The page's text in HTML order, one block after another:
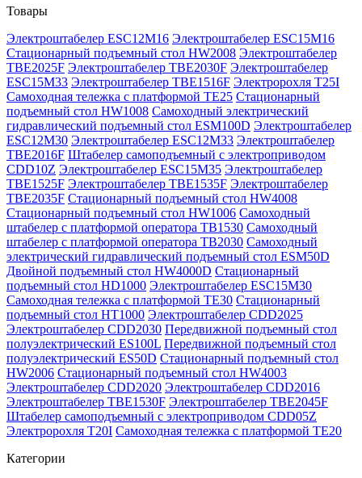
Товары
Электроштабелер ESC12M16 Электроштабелер ESC15M16
Стационарный подъемный стол HW2008 Электроштабелер
TBE2025F Электроштабелер TBE2030F Электроштабелер
ESC15M33 Электроштабелер TBE1516F Электророхля T25I
Самоходная тележка с платформой TE25 Стационарный
подъемный стол HW1008 Самоходный электрический
гидравлический подъемный стол ESM100D Электроштабелер
ESC12M30 Электроштабелер ESC12M33 Электроштабелер
TBE2016F Штабелер самоподъемный с электроприводом
CDD10Z Электроштабелер ESC15M35 Электроштабелер
TBE1525F Электроштабелер TBE1535F Электроштабелер
TBE2035F Стационарный подъемный стол HW4008
Стационарный подъемный стол HW1006 Самоходный
штабелер с платформой оператора TB1530 Самоходный
штабелер с платформой оператора TB2030 Самоходный
электрический гидравлический подъемный стол ESM50D
Двойной подъемный стол HW4000D Стационарный
подъемный стол HD1000 Электроштабелер ESC15M30
Самоходная тележка с платформой TE30 Стационарный
подъемный стол HT1000 Электроштабелер CDD2025
Электроштабелер CDD2030 Передвижной подъемный стол
полуэлектрический ES100L Передвижной подъемный стол
полуэлектрический ES50D Стационарный подъемный стол
HW2006 Стационарный подъемный стол HW4003
Электроштабелер CDD2020 Электроштабелер CDD2016
Электроштабелер TBE1530F Электроштабелер TBE2045F
Штабелер самоподъемный с электроприводом CDD05Z
Электророхля T20I Самоходная тележка с платформой TE20
Категории